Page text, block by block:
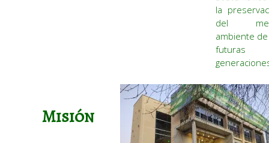
la
del
ambiente
futuras
Misión